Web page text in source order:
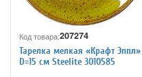
Код товара:207274
Тарелка мелкая «Крафт Эппл»
D=15 см Steelite 3010585